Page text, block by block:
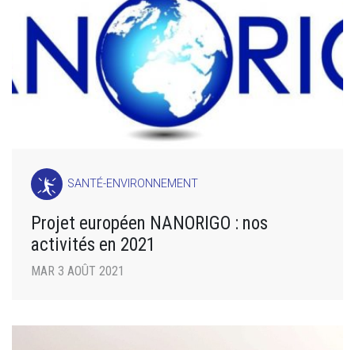
SANTÉ-ENVIRONNEMENT
Projet européen NANORIGO : nos
activités en 2021
MAR 3 AOÛT 2021